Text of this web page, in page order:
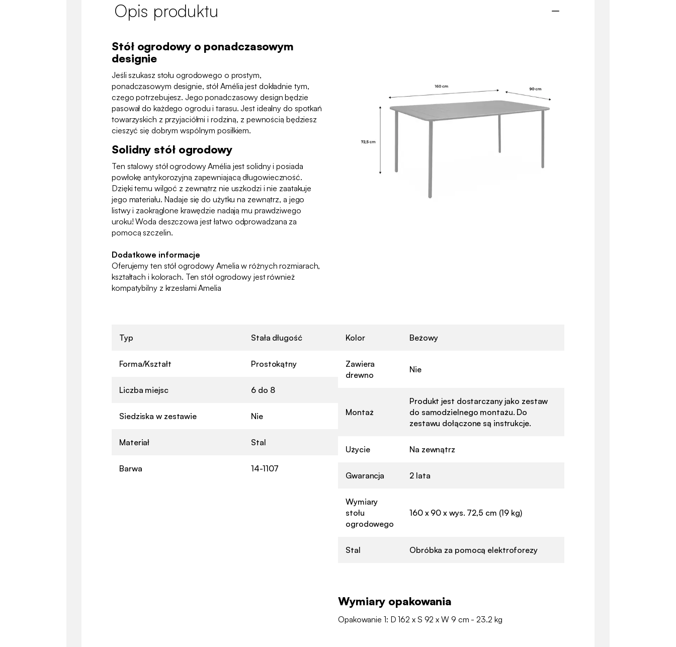
Opis produktu
Stół ogrodowy o ponadczasowym
designie
Jeśli szukasz stołu ogrodowego o prostym,
ponadczasowym designie, stół Amélia jest dokładnie tym,
czego potrzebujesz. Jego ponadczasowy design będzie
pasował do każdego ogrodu i tarasu. Jest idealny do spotkań
towarzyskich z przyjaciółmi i rodziną, z pewnością będziesz
cieszyć się dobrym wspólnym posiłkiem.
Solidny stół ogrodowy
Ten stalowy stół ogrodowy Amélia jest solidny i posiada
powłokę antykorozyjną zapewniającą długowieczność.
Dzięki temu wilgoć z zewnątrz nie uszkodzi i nie zaatakuje
jego materiału. Nadaje się do użytku na zewnątrz, a jego
listwy i zaokrąglone krawędzie nadają mu prawdziwego
uroku! Woda deszczowa jest łatwo odprowadzana za
pomocą szczelin.
Dodatkowe informacje
Oferujemy ten stół ogrodowy Amelia w różnych rozmiarach,
kształtach i kolorach. Ten stół ogrodowy jest również
kompatybilny z krzesłami Amelia
Typ Stała długość
Forma/Kształt Prostokątny
Liczba miejsc 6 do 8
Siedziska w zestawie Nie
Materiał Stal
Barwa 14-1107
Kolor Beżowy
Zawiera
drewno
Nie
Montaż
Produkt jest dostarczany jako zestaw
do samodzielnego montażu. Do
zestawu dołączone są instrukcje.
Użycie Na zewnątrz
Gwarancja 2 lata
Wymiary
stołu
ogrodowego
160 x 90 x wys. 72,5 cm (19 kg)
Stal Obróbka za pomocą elektroforezy
Wymiary opakowania
Opakowanie 1: D 162 x S 92 x W 9 cm - 23.2 kg